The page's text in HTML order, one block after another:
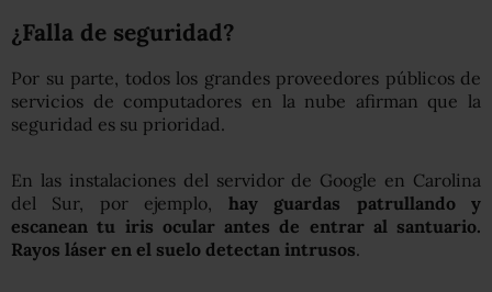
¿Falla de seguridad?
Por su parte, todos los grandes proveedores públicos de
servicios de computadores en la nube afirman que la
seguridad es su prioridad.
En las instalaciones del servidor de Google en Carolina
del Sur, por ejemplo, hay guardas patrullando y
escanean tu iris ocular antes de entrar al santuario.
Rayos láser en el suelo detectan intrusos.